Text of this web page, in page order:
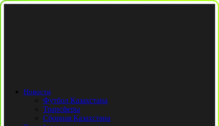
Новости
Футбол Казахстана
Трансферы
Сборная Казахстана